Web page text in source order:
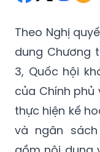
Theo Nghị
dung Chương
3, Quốc hội
của Chính
thực hiện kế
và ngân